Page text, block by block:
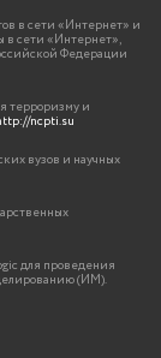
в сети «Интернет» и
в сети «Интернет»,
Федерации
терроризму и
ncpti.su
вузов и научных
для проведения
(ИМ).